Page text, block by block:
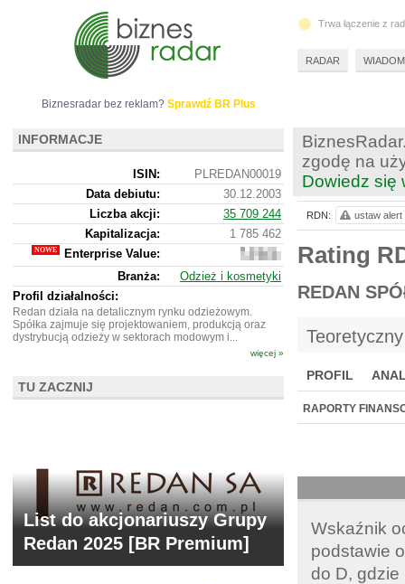
zgodę na
Dowiedz się
Rating
REDAN
PROFIL
BR LAB
RAPORTY
Wskaźnik
podstawie
do D, gdzie
RDN: ustaw alert
Biznesradar bez reklam? Sprawdź BR Plus
INFORMACJE
ISIN:
PLREDAN00019
Data debiutu:
30.12.2003
Liczba akcji:
35 709 244
Kapitalizacja:
1 785 462
Enterprise Value:
10
476
462
Branża:
Odzież i kosmetyki
Profil działalności:
Redan działa na detalicznym rynku odzieżowym.
Spółka zajmuje się projektowaniem, produkcją oraz
dystrybucją odzieży w sektorach modowym i...
więcej »
TU ZACZNIJ
List do akcjonariuszy Grupy
Redan 2025 [BR Premium]
Trwa łączenie z
RADAR